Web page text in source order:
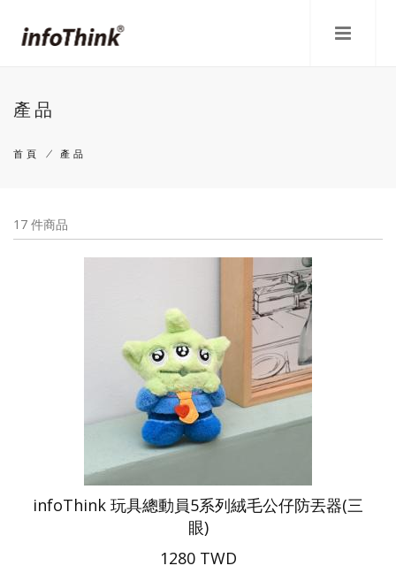
產品
航
連
首頁 / 產品
17 件商品
infoThink 玩具總動員5系列絨毛公仔防丟器(三
眼)
1280 TWD